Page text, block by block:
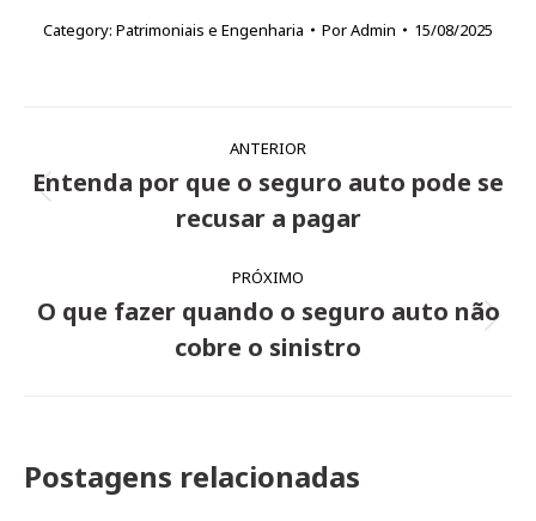
Category: Patrimoniais e Engenharia PorAdmin 15/08/2025
de
ANTERIOR
Post
anterior:
Entenda por que o seguro auto pode se
recusar a pagar
PRÓXIMO
Próximo
post:
O que fazer quando o seguro auto não
cobre o sinistro
Postagens relacionadas